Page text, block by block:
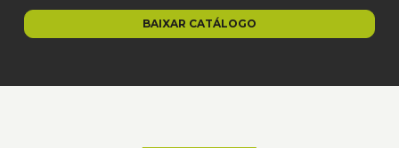
BAIXAR CATÁLOGO